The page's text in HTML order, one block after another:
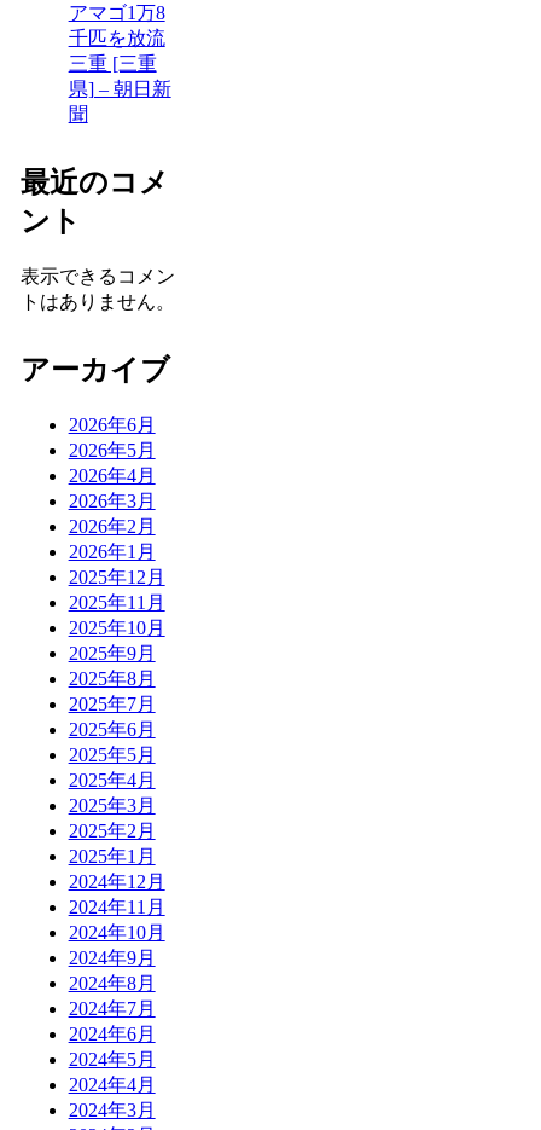
アマゴ1万8
千匹を放流
三重 [三重
県] – 朝日新
聞
最近のコメ
ント
表示できるコメン
トはありません。
アーカイブ
2026年6月
2026年5月
2026年4月
2026年3月
2026年2月
2026年1月
2025年12月
2025年11月
2025年10月
2025年9月
2025年8月
2025年7月
2025年6月
2025年5月
2025年4月
2025年3月
2025年2月
2025年1月
2024年12月
2024年11月
2024年10月
2024年9月
2024年8月
2024年7月
2024年6月
2024年5月
2024年4月
2024年3月